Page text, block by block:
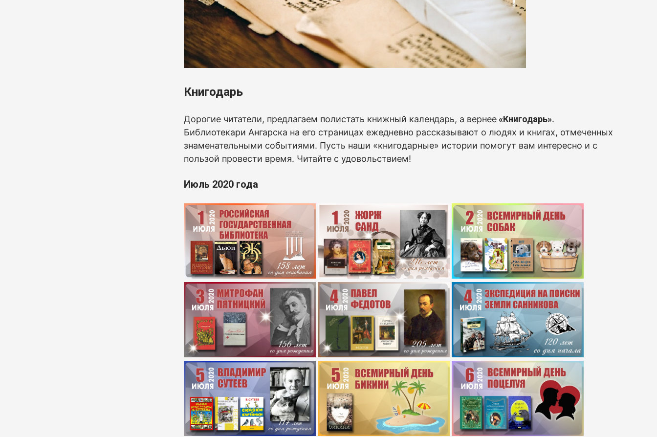
Книгодарь
Дорогие читатели, предлагаем полистать книжный календарь, а вернее«Книгодарь».
Библиотекари Ангарска на его страницах ежедневно рассказывают о людях и книгах, отмеченных
знаменательными событиями. Пусть наши «книгодарные» истории помогут вам интересно и с
пользой провести время. Читайте с удовольствием!
Июль 2020 года